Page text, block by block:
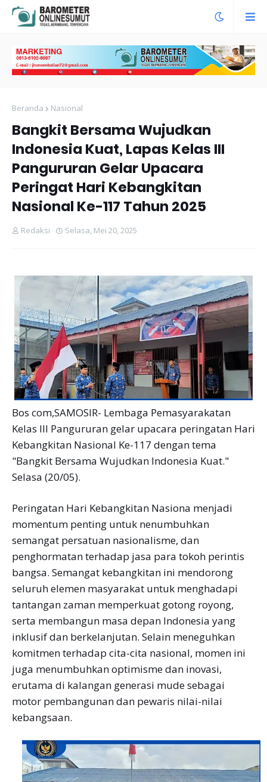
Beranda Nasional
Bangkit Bersama Wujudkan
Indonesia Kuat, Lapas Kelas III
Pangururan Gelar Upacara
Peringat Hari Kebangkitan
Nasional Ke-117 Tahun 2025
Redaksi Selasa, Mei 20, 2025
Bos com,SAMOSIR- Lembaga Pemasyarakatan
Kelas III Pangururan gelar upacara peringatan Hari
Kebangkitan Nasional Ke-117 dengan tema
"Bangkit Bersama Wujudkan Indonesia Kuat."
Selasa (20/05).
Peringatan Hari Kebangkitan Nasiona menjadi
momentum penting untuk nenumbuhkan
semangat persatuan nasionalisme, dan
penghormatan terhadap jasa para tokoh perintis
bangsa. Semangat kebangkitan ini mendorong
seluruh elemen masyarakat untuk menghadapi
tantangan zaman memperkuat gotong royong,
serta membangun masa depan Indonesia yang
inklusif dan berkelanjutan. Selain meneguhkan
komitmen terhadap cita-cita nasional, momen ini
juga menumbuhkan optimisme dan inovasi,
erutama di kalangan generasi mude sebagai
motor pembangunan dan pewaris nilai-nilai
kebangsaan.